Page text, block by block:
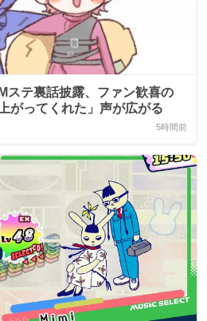
ステ裏話披露、ファン歓喜の
がってくれた」声が広がる
5時間前